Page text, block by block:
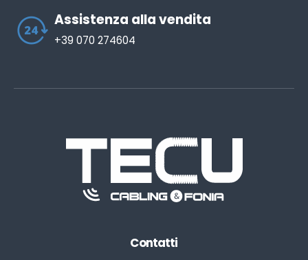
Assistenza alla vendita
+39 070 274604
Contatti